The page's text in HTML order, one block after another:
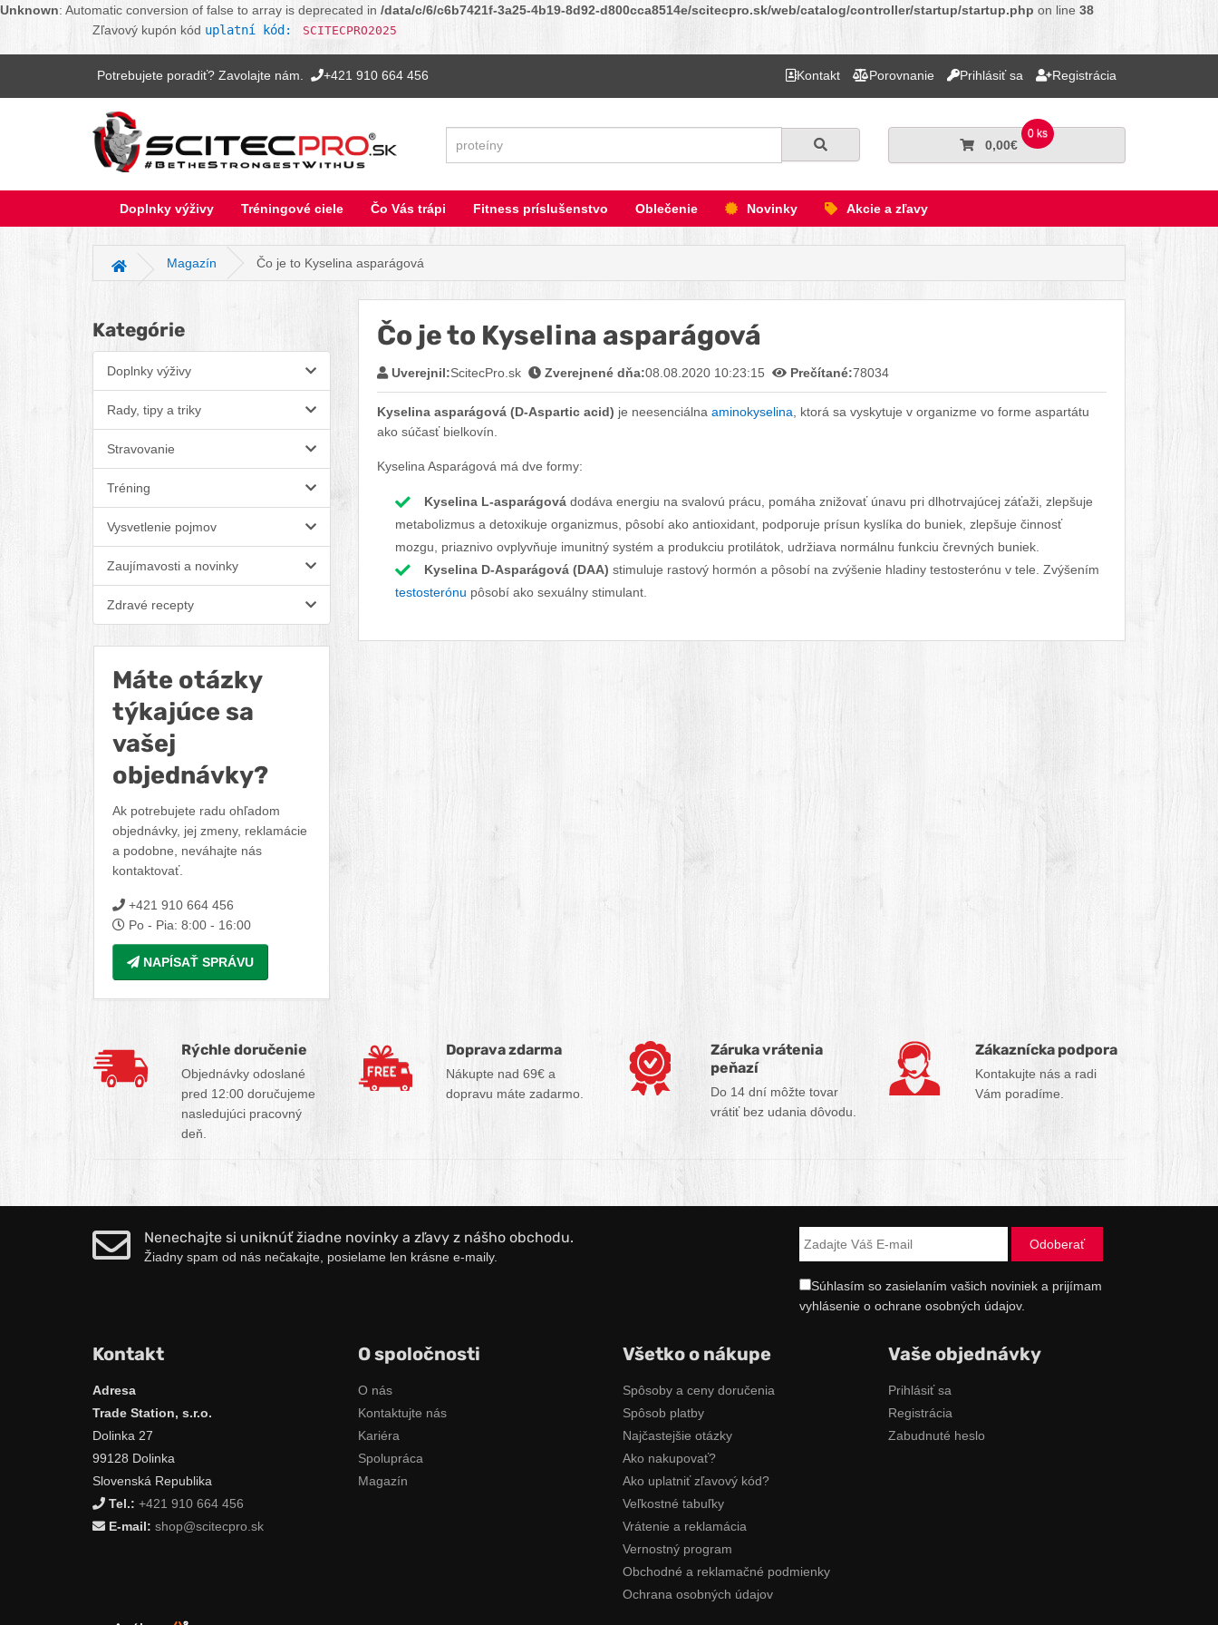
Unknown: Automatic conversion of false to array is deprecated in /data/c/6/c6b7421f-3a25-4b19-8d92-d800cca8514e/scitecpro.sk/web/catalog/controller/startup/startup.php on line 38
Zľavový kupón kód uplatní kód: SCITECPRO2025
Potrebujete poradiť? Zavolajte nám. +421 910 664 456 Kontakt Porovnanie Prihlásiť sa Registrácia
0 ks
0,00€
Doplnky výživy Tréningové ciele Čo Vás trápi Fitness príslušenstvo Oblečenie Novinky Akcie a zľavy
Hlavná stránka
Magazín Čo je to Kyselina asparágová
Kategórie
Doplnky výživy
Rady, tipy a triky
Stravovanie
Tréning
Vysvetlenie pojmov
Zaujímavosti a novinky
Zdravé recepty
Máte otázky
týkajúce sa
vašej
objednávky?
Ak potrebujete radu ohľadom
objednávky, jej zmeny, reklamácie
a podobne, neváhajte nás
kontaktovať.
+421 910 664 456
Po - Pia: 8:00 - 16:00
NAPÍSAŤ SPRÁVU
Čo je to Kyselina asparágová
Uverejnil:ScitecPro.sk Zverejnené dňa:08.08.2020 10:23:15 Prečítané:78034
Kyselina asparágová (D-Aspartic acid) je neesenciálna aminokyselina , ktorá sa vyskytuje v organizme vo forme aspartátu
ako súčasť bielkovín.
Kyselina Asparágová má dve formy:
Kyselina L-asparágovádodáva energiu na svalovú prácu, pomáha znižovať únavu pri dlhotrvajúcej záťaži, zlepšuje
metabolizmus a detoxikuje organizmus, pôsobí ako antioxidant, podporuje prísun kyslíka do buniek, zlepšuje činnosť
mozgu, priaznivo ovplyvňuje imunitný systém a produkciu protilátok, udržiava normálnu funkciu črevných buniek.
Kyselina D-Asparágová (DAA) stimuluje rastový hormón a pôsobí na zvýšenie hladiny testosterónu v tele. Zvýšením
testosterónu pôsobí ako sexuálny stimulant.
Výhody nákupu u nás
Rýchle doručenie
Objednávky odoslané
pred 12:00 doručujeme
nasledujúci pracovný
deň.
Doprava zdarma
Nákupte nad 69€ a
dopravu máte zadarmo.
Záruka vrátenia
peňazí
Do 14 dní môžte tovar
vrátiť bez udania dôvodu.
Zákaznícka podpora
Kontakujte nás a radi
Vám poradíme.
Nenechajte si uniknúť žiadne novinky a zľavy z nášho obchodu.
Žiadny spam od nás nečakajte, posielame len krásne e-maily.
Súhlasím so zasielaním vašich noviniek a prijímam
vyhlásenie o ochrane osobných údajov.
Kontakt
Adresa
Trade Station, s.r.o.
Dolinka 27
99128 Dolinka
Slovenská Republika
Tel.: +421 910 664 456
E-mail: shop@scitecpro.sk
O spoločnosti
O nás
Kontaktujte nás
Kariéra
Spolupráca
Magazín
Všetko o nákupe
Spôsoby a ceny doručenia
Spôsob platby
Najčastejšie otázky
Ako nakupovať?
Ako uplatniť zľavový kód?
Veľkostné tabuľky
Vrátenie a reklamácia
Vernostný program
Obchodné a reklamačné podmienky
Ochrana osobných údajov
Vaše objednávky
Prihlásiť sa
Registrácia
Zabudnuté heslo